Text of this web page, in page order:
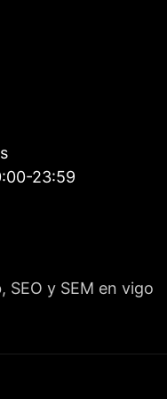
23:59
SEO y SEM en vigo